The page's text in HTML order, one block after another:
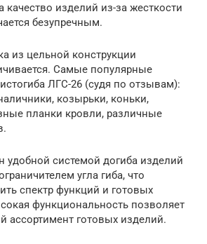
качество изделий из-за жесткости
безупречным.
из цельной конструкции
Самые популярные
ЛГС-26 (судя по отзывам):
козырьки, коньки,
планки кровли, различные
удобной системой догиба изделий
угла гиба, что
спектр функций и готовых
функциональность позволяет
ассортимент готовых изделий.